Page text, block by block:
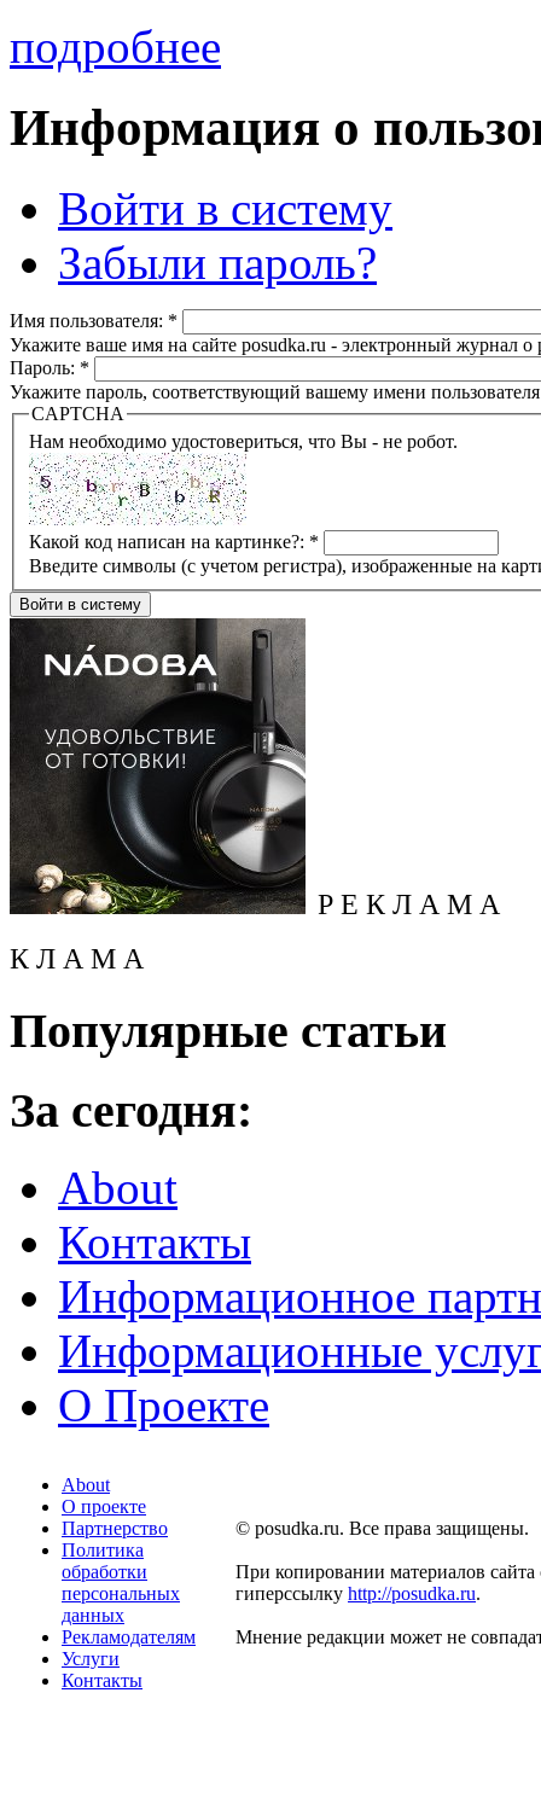
подробнее
Информация о
Войти в систему
Забыли пароль?
Имя пользователя: *
Укажите ваше имя на сайте posudka.ru - электронный журнал
Пароль: *
Укажите пароль, соответствующий вашему имени
CAPTCHA
Нам необходимо удостовериться, что Вы - не робот.
Какой код написан на картинке?: *
Введите символы (с учетом регистра), изображенные на
Р Е К Л А М А
К Л А М А
Популярные статьи
За сегодня:
About
Контакты
Информационное
Информационные
О Проекте
About
О проекте
Партнерство
Политика
обработки
персональных
данных
Рекламодателям
Услуги
Контакты
© posudka.ru. Все права защищены.
При копировании материалов сайта
гиперссылку http://posudka.ru.
Мнение редакции может не